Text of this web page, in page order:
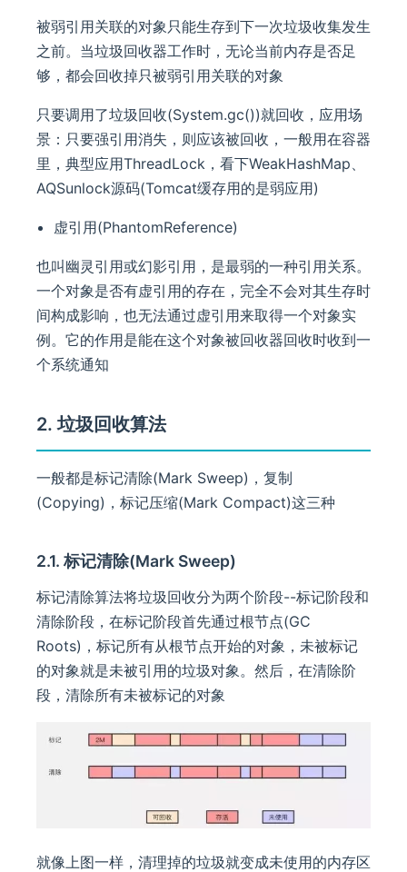
被弱引用关联的对象只能生存到下一次垃圾收集发生
之前。当垃圾回收器工作时，无论当前内存是否足
够，都会回收掉只被弱引用关联的对象
只要调用了垃圾回收(System.gc())就回收，应用场
景：只要强引用消失，则应该被回收，一般用在容器
里，典型应用ThreadLock，看下WeakHashMap、
AQSunlock源码(Tomcat缓存用的是弱应用)
虚引用(PhantomReference)
也叫幽灵引用或幻影引用，是最弱的一种引用关系。
一个对象是否有虚引用的存在，完全不会对其生存时
间构成影响，也无法通过虚引用来取得一个对象实
例。它的作用是能在这个对象被回收器回收时收到一
个系统通知
2. 垃圾回收算法
一般都是标记清除(Mark Sweep)，复制
(Copying)，标记压缩(Mark Compact)这三种
2.1. 标记清除(Mark Sweep)
标记清除算法将垃圾回收分为两个阶段--标记阶段和
清除阶段，在标记阶段首先通过根节点(GC
Roots)，标记所有从根节点开始的对象，未被标记
的对象就是未被引用的垃圾对象。然后，在清除阶
段，清除所有未被标记的对象
就像上图一样，清理掉的垃圾就变成未使用的内存区